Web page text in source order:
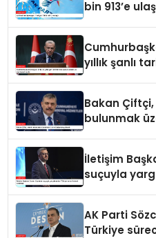
bin 913’e
yıllık şanlı
Bakan
bulunmak
İletişim
suçuyla
AK Parti
Türkiye